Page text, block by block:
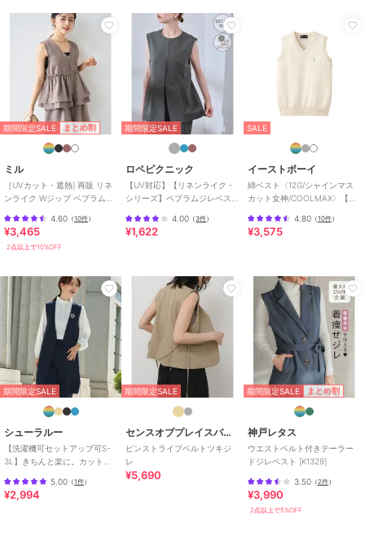
期間限定SALE まとめ割
ミル
［UVカット・遮熱] 再販 リネ
ンライク Wジップ ペプラムジ
4.60 （10件）
¥3,465
2点以上で10%OFF
期間限定SALE
ロペピクニック
【UV対応】【リネンライク・
シリーズ】ペプラムジレベス
4.00 （3件）
¥1,622
SALE
イーストボーイ
綿ベスト〈12G/シャインマス
カット女神/COOLMAX〉【ス
【学校】
4.80（10件）
¥3,575
期間限定SALE
シューラルー
【洗濯機可セットアップ可S-
3L】きちんと楽に。カットジ
5.00 （1件）
¥2,994
期間限定SALE
センスオブプレイスバイアーバンリサーチ
ピンストライプベルトツキジ
レ
¥5,690
期間限定SALE まとめ割
神戸レタス
ウエストベルト付きテーラー
ドジレベスト [K1329]
3.50（2件）
¥3,990
2点以上で5%OFF